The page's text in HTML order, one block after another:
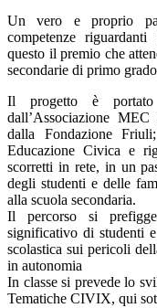
Un vero e proprio
competenze
questo il premio che
secondarie di primo
Il progetto è
dall’Associazione
dalla Fondazione
Educazione Civica e
scorretti in rete, in un
degli studenti e delle
alla scuola secondaria.
Il percorso si
significativo di studenti
scolastica sui pericoli
in autonomia
In classe si prevede lo
Tematiche CIVIX, qui